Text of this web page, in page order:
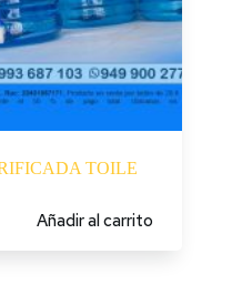
TOILE
Añadir al carrito